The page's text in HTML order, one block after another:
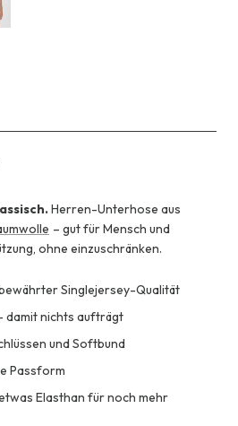
Herren-Unterhose aus
– gut für Mensch und
ohne einzuschränken.
Singlejersey-Qualität
damit nichts aufträgt
und Softbund
Passform
Elasthan für noch mehr